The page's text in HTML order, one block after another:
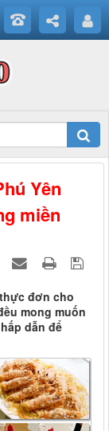
Yên
miền
đơn cho
mong muốn
dẫn để